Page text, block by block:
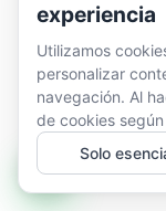
experiencia
Utilizamos
personalizar
navegación. Al
de cookies
Solo